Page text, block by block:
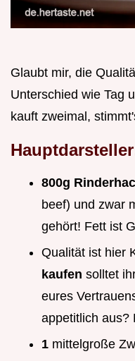
Glaubt mir, die
Unterschied wie Tag
kauft zweimal,
800g
beef) und zwar
gehört! Fett ist
Qualität ist hier
kaufen solltet
eures
appetitlich aus?
1 mittelgroße